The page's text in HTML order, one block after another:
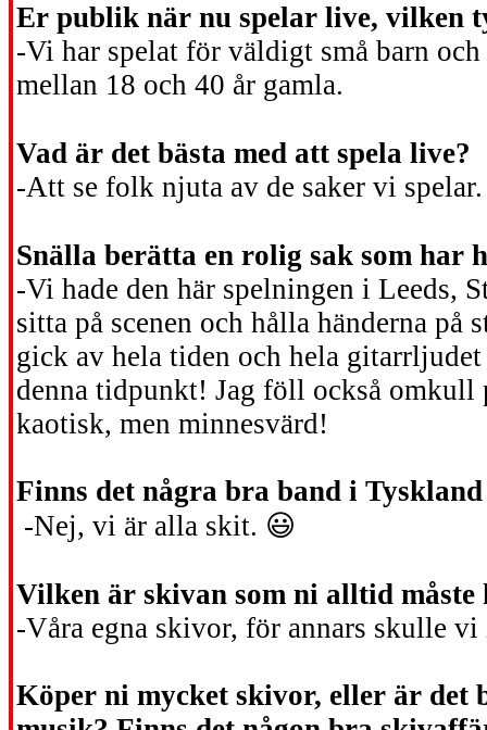
Er publik när nu spelar live, vilken
-Vi har spelat för väldigt små barn
mellan 18 och 40 år gamla.
Vad är det bästa med att spela live?
-Att se folk njuta av de saker vi spelar.
Snälla berätta en rolig sak som har
-Vi hade den här spelningen i Leeds,
sitta på scenen och hålla händerna
gick av hela tiden och hela
denna tidpunkt! Jag föll också omkull
kaotisk, men minnesvärd!
Finns det några bra band i
-Nej, vi är alla skit. 😃
Vilken är skivan som ni alltid måste
-Våra egna skivor, för annars skulle
Köper ni mycket skivor, eller är det